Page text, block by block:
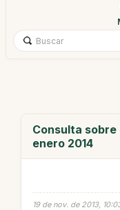
Consulta
enero 2014
19 de nov. de 2013,